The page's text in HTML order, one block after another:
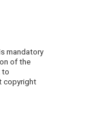
mandatory
of the
to
copyright